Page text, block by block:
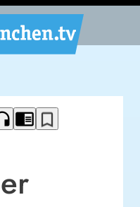
chrome_reader_mode bookmark_border